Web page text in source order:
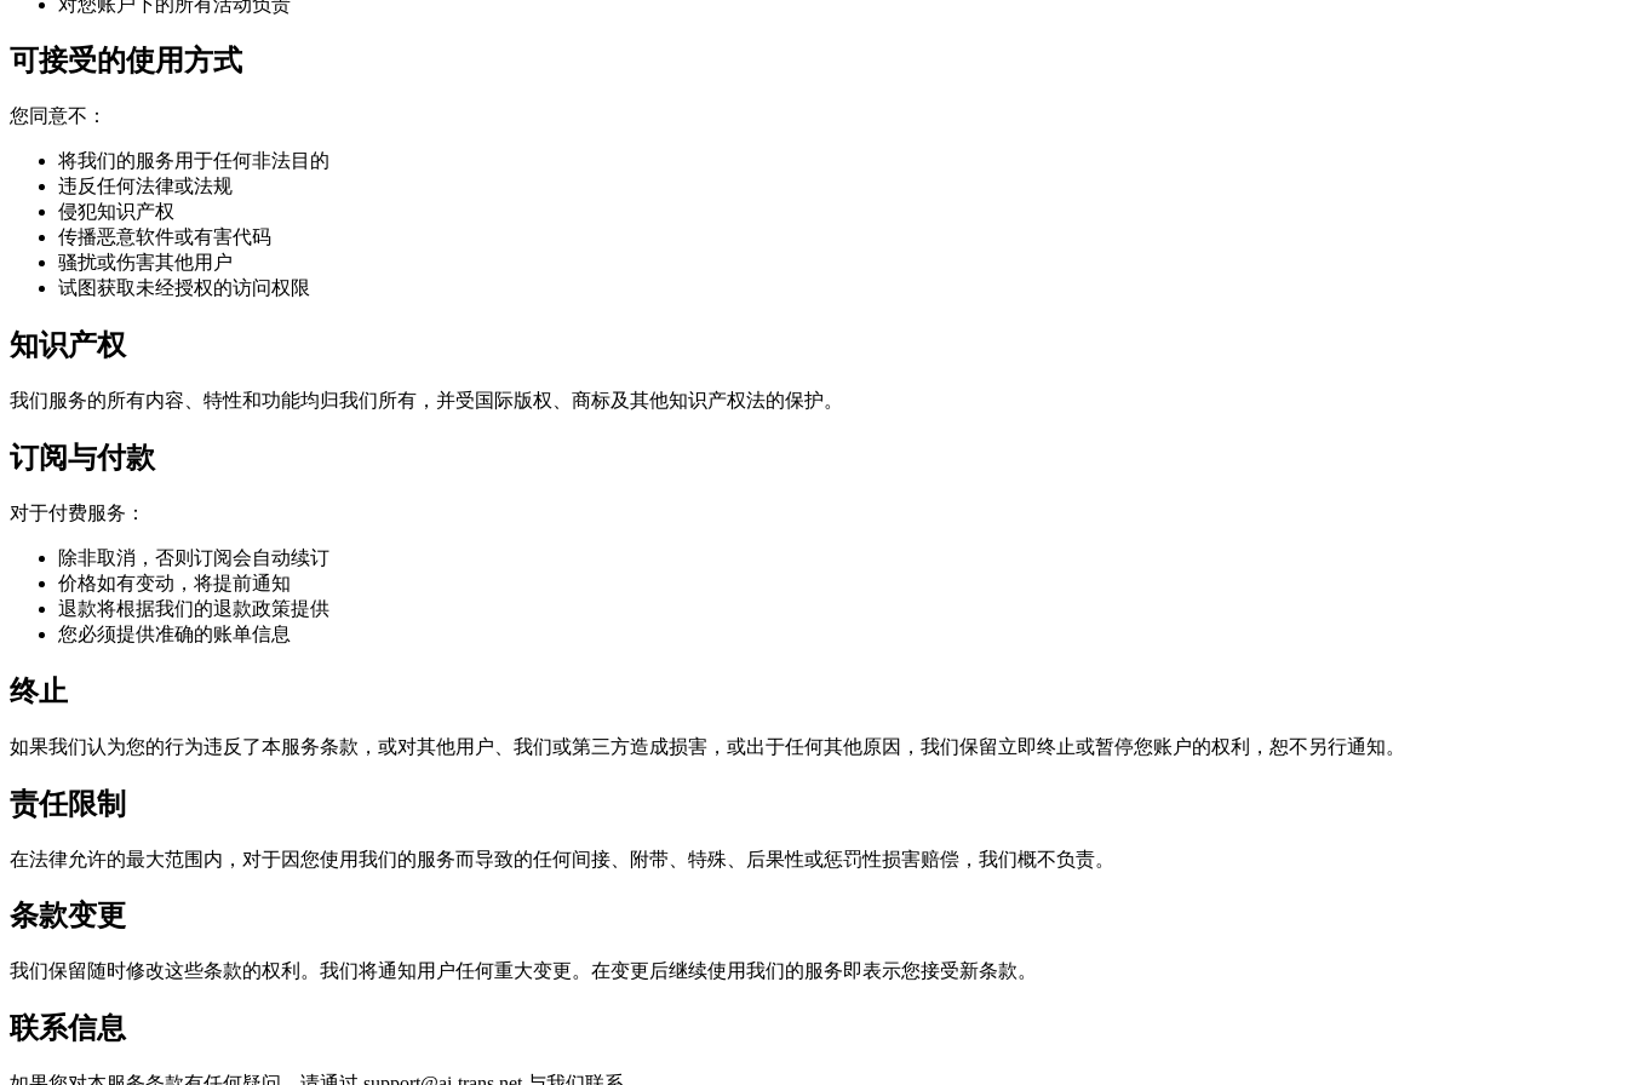
可接受的使用方式
您同意不：
将我们的服务用于任何非法目的
违反任何法律或法规
侵犯知识产权
传播恶意软件或有害代码
骚扰或伤害其他用户
试图获取未经授权的访问权限
知识产权
我们服务的所有内容、特性和功能均归我们所有，并受国际版权、商标及其他知识产权法的保护。
订阅与付款
对于付费服务：
除非取消，否则订阅会自动续订
价格如有变动，将提前通知
退款将根据我们的退款政策提供
您必须提供准确的账单信息
终止
如果我们认为您的行为违反了本服务条款，或对其他用户、我们或第三方造成损害，或出于任何其他原因，我们保留立即终止或暂停您账户的权利，恕不另行通知。
责任限制
在法律允许的最大范围内，对于因您使用我们的服务而导致的任何间接、附带、特殊、后果性或惩罚性损害赔偿，我们概不负责。
条款变更
我们保留随时修改这些条款的权利。我们将通知用户任何重大变更。在变更后继续使用我们的服务即表示您接受新条款。
联系信息